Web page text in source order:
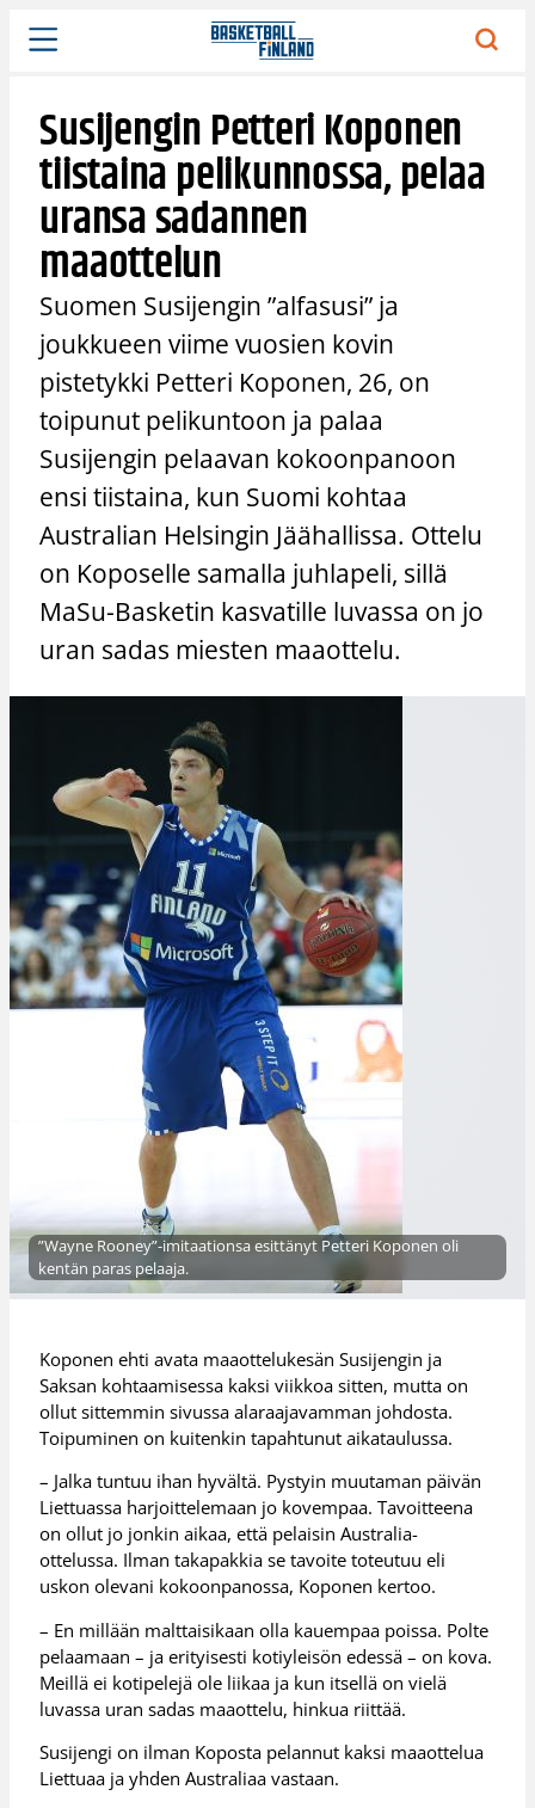
Siirry
sisältöön
Susijengin Petteri Koponen
tiistaina pelikunnossa, pelaa
uransa sadannen
maaottelun
Suomen Susijengin ”alfasusi” ja
joukkueen viime vuosien kovin
pistetykki Petteri Koponen, 26, on
toipunut pelikuntoon ja palaa
Susijengin pelaavan kokoonpanoon
ensi tiistaina, kun Suomi kohtaa
Australian Helsingin Jäähallissa. Ottelu
on Koposelle samalla juhlapeli, sillä
MaSu-Basketin kasvatille luvassa on jo
uran sadas miesten maaottelu.
”Wayne Rooney”-imitaationsa esittänyt Petteri Koponen oli
kentän paras pelaaja.
Koponen ehti avata maaottelukesän Susijengin ja
Saksan kohtaamisessa kaksi viikkoa sitten, mutta on
ollut sittemmin sivussa alaraajavamman johdosta.
Toipuminen on kuitenkin tapahtunut aikataulussa.
– Jalka tuntuu ihan hyvältä. Pystyin muutaman päivän
Liettuassa harjoittelemaan jo kovempaa. Tavoitteena
on ollut jo jonkin aikaa, että pelaisin Australia-
ottelussa. Ilman takapakkia se tavoite toteutuu eli
uskon olevani kokoonpanossa, Koponen kertoo.
– En millään malttaisikaan olla kauempaa poissa. Polte
pelaamaan – ja erityisesti kotiyleisön edessä – on kova.
Meillä ei kotipelejä ole liikaa ja kun itsellä on vielä
luvassa uran sadas maaottelu, hinkua riittää.
Susijengi on ilman Koposta pelannut kaksi maaottelua
Liettuaa ja yhden Australiaa vastaan.